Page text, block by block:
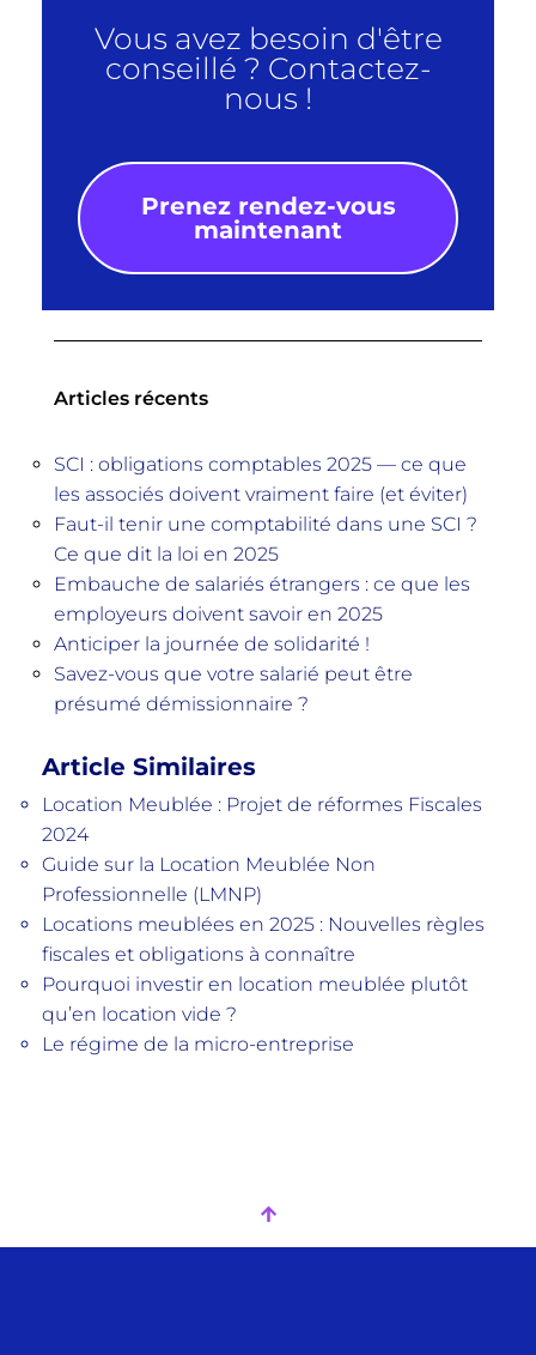
Vous avez besoin d'être
conseillé ? Contactez-
nous !
Prenez rendez-vous
maintenant
Articles récents
SCI : obligations comptables 2025 — ce que
les associés doivent vraiment faire (et éviter)
Faut-il tenir une comptabilité dans une SCI ?
Ce que dit la loi en 2025
Embauche de salariés étrangers : ce que les
employeurs doivent savoir en 2025
Anticiper la journée de solidarité !
Savez-vous que votre salarié peut être
présumé démissionnaire ?
Article Similaires
Location Meublée : Projet de réformes Fiscales
2024
Guide sur la Location Meublée Non
Professionnelle (LMNP)
Locations meublées en 2025 : Nouvelles règles
fiscales et obligations à connaître
Pourquoi investir en location meublée plutôt
qu’en location vide ?
Le régime de la micro-entreprise